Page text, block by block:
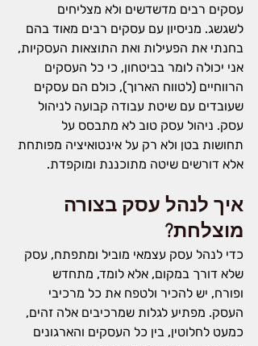
עסקים רבים מדשדשים ולא מצליחים
לשגשג. מניסיון עם עסקים רבים מאוד בהם
בחנתי את הפעילות ואת התוצאות העסקיות,
אני יכולה לומר בביטחון, כי כל העסקים
הרווחיים (לטווח הארוך), כולם הם עסקים
שעובדים עם שיטת עבודה קבועה לניהול
עסק. ניהול עסק טוב לא מתבסס על
תחושות בטן ולא רק על אינטואיציה מפותחת
אלא דורשים שיטה מתוכננת ומוקפדת.
איך לנהל עסק בצורה
מוצלחת?
כדי לנהל עסק עצמאי מוביל ומתפתח, עסק
שלא דורך במקום, אלא לומד, מתחדש
ופורח, יש להכיר ולטפח את כל מרכיבי
העסק. מפתיע לגלות שמרכיבים אלה זהים,
כמעט לחלוטין, בין כל העסקים והארגונים